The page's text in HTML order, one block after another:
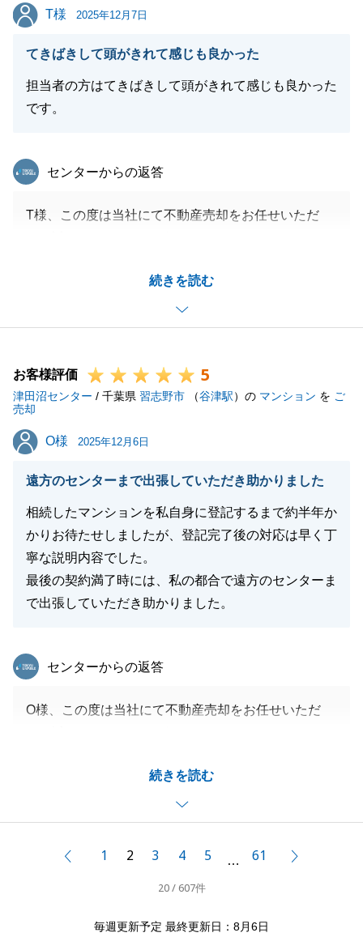
閉じる
T様
T様 2025年12月7日
てきばきして頭がきれて感じも良かった
担当者の方はてきばきして頭がきれて感じも良かった
です。
続きを読む
東急リバブル
センターからの返答
T様、この度は当社にて不動産売却をお任せいただ
力いただきましたお陰様で無事にお取引を完了するこ
とができました。感謝申し上げます。
また、いつもお会いした際にお話をするのもとても楽
今後も何かご不明点、ご要望がございましたら些細な
ことでも構いませんので申し付けください。引き続き
よろしくお願いいたします。
閉じる
お客様評価 5
津田沼センター / 千葉県 習志野市 （谷津駅）の マンション を ご
売却
O様
O様 2025年12月6日
遠方のセンターまで出張していただき助かりました
相続したマンションを私自身に登記するまで約半年か
かりお待たせしましたが、登記完了後の対応は早く丁
寧な説明内容でした。
最後の契約満了時には、私の都合で遠方のセンターま
で出張していただき助かりました。
続きを読む
東急リバブル
センターからの返答
O様、この度は当社にて不動産売却をお任せいただ
ただけたおかげでスムーズにお取引を終えることが出
来ました。ご協力いただき誠にありがとうございまし
た。
ことでも構いませんので申し付けください。引き続き
よろしくお願いいたします。
前へ1 2 3 4 5 … 61
20 / 607件
毎週更新予定 最終更新日：8月6日